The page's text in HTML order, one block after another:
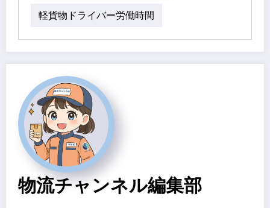
軽貨物ドライバー労働時間
物流チャンネル編集部